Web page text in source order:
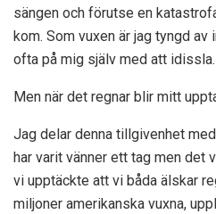
sängen och förutse en
kom. Som vuxen är jag tyngd
ofta på mig själv med att idissla.
Men när det regnar blir mitt
Jag delar denna tillgivenhet
har varit vänner ett tag men det
vi upptäckte att vi båda älskar
miljoner amerikanska vuxna,